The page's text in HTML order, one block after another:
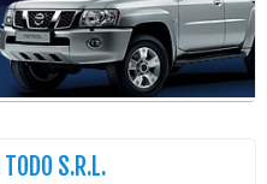
TODO S.R.L.